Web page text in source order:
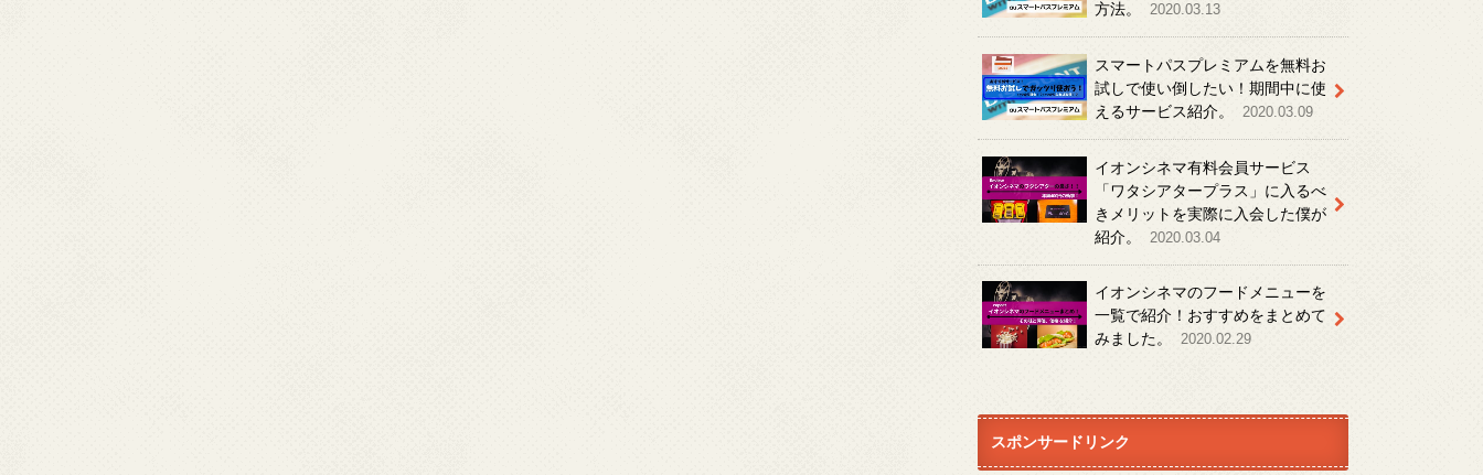
方法。
2020.03.13
スマートパスプレミアムを無料お
試しで使い倒したい！期間中に使
えるサービス紹介。
2020.03.09
イオンシネマ有料会員サービス
「ワタシアタープラス」に入るべ
きメリットを実際に入会した僕が
紹介。
2020.03.04
イオンシネマのフードメニューを
一覧で紹介！おすすめをまとめて
みました。
2020.02.29
スポンサードリンク